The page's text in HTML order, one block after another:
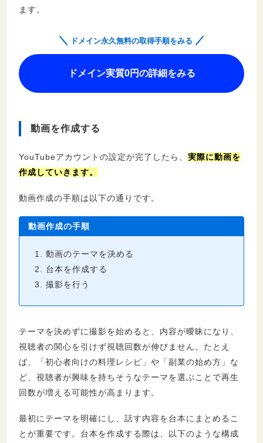
ます。
ドメイン永久無料の取得手順をみる
ドメイン実質0円の詳細をみる
動画を作成する
YouTubeアカウントの設定が完了したら、 実際に動画を
作成していきます。
動画作成の手順は以下の通りです。
動画作成の手順
動画のテーマを決める
台本を作成する
撮影を行う
テーマを決めずに撮影を始めると、内容が曖昧になり、
視聴者の関心を引けず視聴回数が伸びません。たとえ
ば、「初心者向けの料理レシピ」や「副業の始め方」な
ど、視聴者が興味を持ちそうなテーマを選ぶことで再生
回数が増える可能性が高まります。
最初にテーマを明確にし、話す内容を台本にまとめるこ
とが重要です。台本を作成する際は、以下のような構成